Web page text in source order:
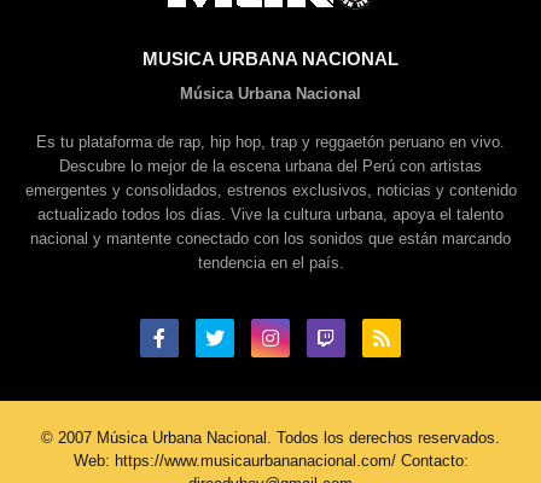
MUSICA URBANA NACIONAL
Música Urbana Nacional
Es tu plataforma de rap, hip hop, trap y reggaetón peruano en vivo.
Descubre lo mejor de la escena urbana del Perú con artistas
emergentes y consolidados, estrenos exclusivos, noticias y contenido
actualizado todos los días. Vive la cultura urbana, apoya el talento
nacional y mantente conectado con los sonidos que están marcando
tendencia en el país.
© 2007 Música Urbana Nacional. Todos los derechos reservados.
Web: https://www.musicaurbananacional.com/ Contacto: